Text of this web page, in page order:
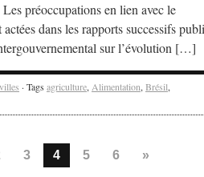
préoccupations en lien avec le
dans les rapports successifs
sur l’évolution […]
· Tags agriculture, Alimentation, Brésil,
3 4 5 6 »